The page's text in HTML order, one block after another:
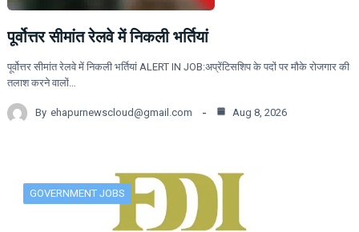
पूर्वोत्तर सीमांत रेलवे में निकली भर्तियां
पूर्वोत्तर सीमांत रेलवे में निकली भर्तियां ALERT IN JOB:अप्रेंटिसशिप के पदों पर मौके रोजगार की
तलाश करने वालों…
By ehapurnewscloud@gmail.com Aug 8, 2026
GOVERNMENT JOBS